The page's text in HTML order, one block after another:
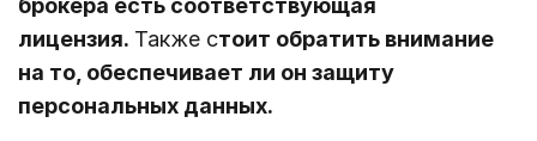
лицензия. Также стоит обратить внимание
на то, обеспечивает ли он защиту
персональных данных.